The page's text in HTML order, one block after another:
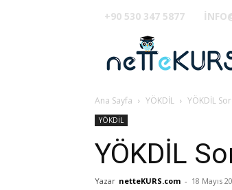
+90 530 347 5877
Ana Sayfa YÖKDİL YÖKDİL
YÖKDİL
YÖKDİL
Yazar netteKURS.com - 18 Mayıs